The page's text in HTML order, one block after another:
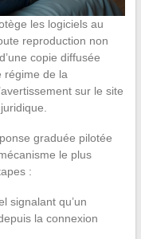
les logiciels au
reproduction non
copie diffusée
régime de la
sur le site
graduée pilotée
le plus
:
signalant qu’un
la connexion